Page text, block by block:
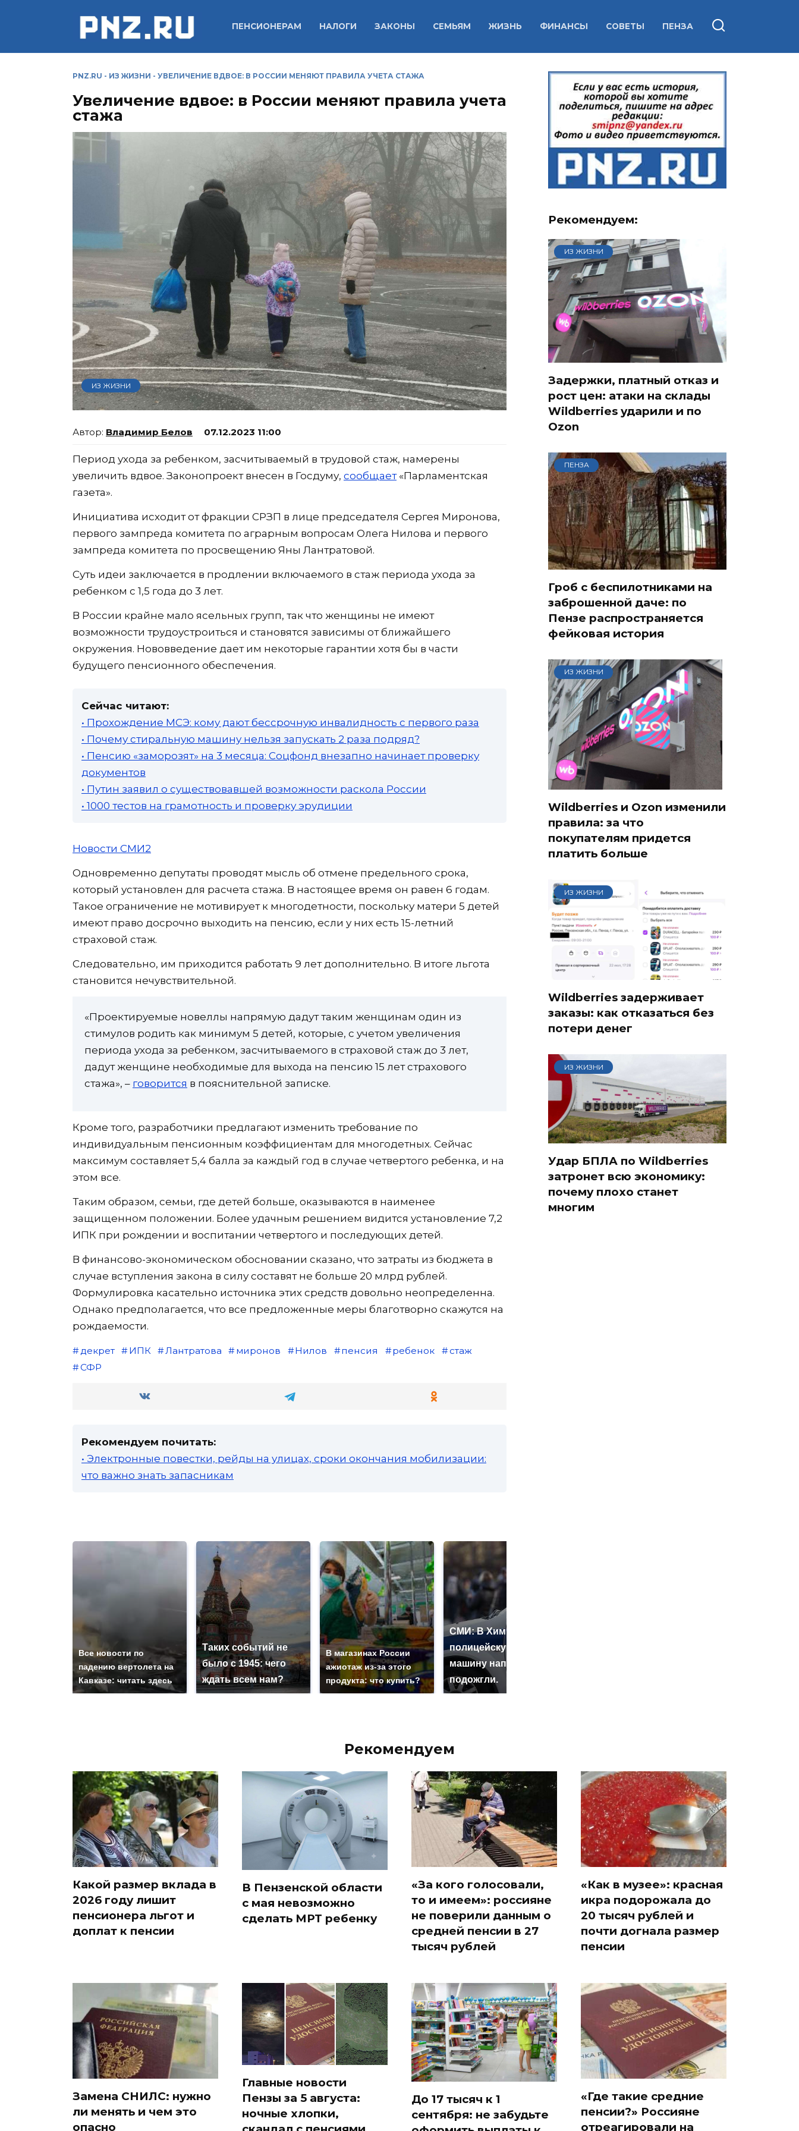
ПЕНСИОНЕРАМ НАЛОГИ ЗАКОНЫ СЕМЬЯМ ЖИЗНЬ ФИНАНСЫ СОВЕТЫ ПЕНЗА
PNZ.RU - ИЗ ЖИЗНИ - УВЕЛИЧЕНИЕ ВДВОЕ: В РОССИИ МЕНЯЮТ ПРАВИЛА УЧЕТА СТАЖА
Увеличение вдвое: в России меняют правила учета
стажа
ИЗ ЖИЗНИ
Владимир Белов 07.12.2023 11:00
Период ухода за ребенком, засчитываемый в трудовой стаж, намерены
увеличить вдвое. Законопроект внесен в Госдуму, сообщает«Парламентская
газета».
Инициатива исходит от фракции СРЗП в лице председателя Сергея Миронова,
первого зампреда комитета по аграрным вопросам Олега Нилова и первого
зампреда комитета по просвещению Яны Лантратовой.
Суть идеи заключается в продлении включаемого в стаж периода ухода за
ребенком с 1,5 года до 3 лет.
В России крайне мало ясельных групп, так что женщины не имеют
возможности трудоустроиться и становятся зависимы от ближайшего
окружения. Нововведение дает им некоторые гарантии хотя бы в части
будущего пенсионного обеспечения.
Сейчас читают:
• Прохождение МСЭ: кому дают бессрочную инвалидность с первого раза
• Почему стиральную машину нельзя запускать 2 раза подряд?
• Пенсию «заморозят» на 3 месяца: Соцфонд внезапно начинает проверку
документов
• Путин заявил о существовавшей возможности раскола России
• 1000 тестов на грамотность и проверку эрудиции
Новости СМИ2
Одновременно депутаты проводят мысль об отмене предельного срока,
который установлен для расчета стажа. В настоящее время он равен 6 годам.
Такое ограничение не мотивирует к многодетности, поскольку матери 5 детей
имеют право досрочно выходить на пенсию, если у них есть 15-летний
страховой стаж.
Следовательно, им приходится работать 9 лет дополнительно. В итоге льгота
становится нечувствительной.
«Проектируемые новеллы напрямую дадут таким женщинам один из
стимулов родить как минимум 5 детей, которые, с учетом увеличения
периода ухода за ребенком, засчитываемого в страховой стаж до 3 лет,
дадут женщине необходимые для выхода на пенсию 15 лет страхового
стажа», – говорится в пояснительной записке.
Кроме того, разработчики предлагают изменить требование по
индивидуальным пенсионным коэффициентам для многодетных. Сейчас
максимум составляет 5,4 балла за каждый год в случае четвертого ребенка, и на
этом все.
Таким образом, семьи, где детей больше, оказываются в наименее
защищенном положении. Более удачным решением видится установление 7,2
ИПК при рождении и воспитании четвертого и последующих детей.
В финансово-экономическом обосновании сказано, что затраты из бюджета в
случае вступления закона в силу составят не больше 20 млрд рублей.
Формулировка касательно источника этих средств довольно неопределенна.
Однако предполагается, что все предложенные меры благотворно скажутся на
рождаемости.
декрет ИПК Лантратова миронов Нилов пенсия ребенок
стаж
СФР
Рекомендуем почитать:
• Электронные повестки, рейды на улицах, сроки окончания мобилизации:
что важно знать запасникам
Все новости по
падению вертолета на
Кавказе: читать здесь
Таких событий не
было с 1945: чего
ждать всем нам?
В магазинах России
ажиотаж из-за этого
продукта: что купить?
СМИ: В Химках на
полицейскую
машину напали и
подожгли.
Рекомендуем:
ИЗ ЖИЗНИ
Задержки, платный отказ и
рост цен: атаки на склады
Wildberries ударили и по
Ozon
ПЕНЗА
Гроб с беспилотниками на
заброшенной даче: по
Пензе распространяется
фейковая история
ИЗ ЖИЗНИ
Wildberries и Ozon изменили
правила: за что
покупателям придется
платить больше
ИЗ ЖИЗНИ
Wildberries задерживает
заказы: как отказаться без
потери денег
ИЗ ЖИЗНИ
Удар БПЛА по Wildberries
затронет всю экономику:
почему плохо станет
многим
Рекомендуем
Какой размер вклада в
2026 году лишит
пенсионера льгот и
доплат к пенсии
В Пензенской области
с мая невозможно
сделать МРТ ребенку
«За кого голосовали,
то и имеем»: россияне
не поверили данным о
средней пенсии в 27
тысяч рублей
«Как в музее»: красная
икра подорожала до
20 тысяч рублей и
почти догнала размер
пенсии
Замена СНИЛС: нужно
ли менять и чем это
опасно
Главные новости
Пензы за 5 августа:
ночные хлопки,
До 17 тысяч к 1
сентября: не забудьте
«Где такие средние
пенсии?» Россияне
отреагировали на